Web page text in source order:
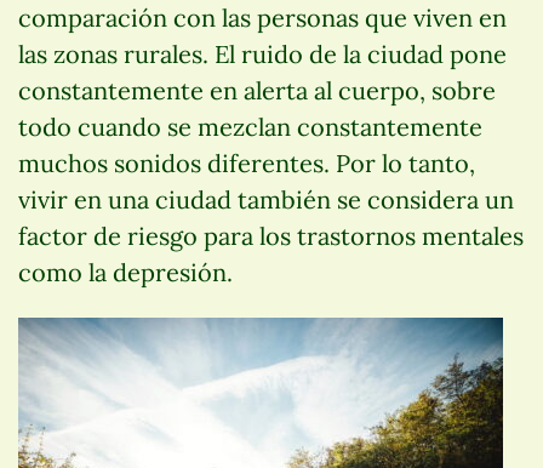
comparación con las personas que viven en
las zonas rurales. El ruido de la ciudad pone
constantemente en alerta al cuerpo, sobre
todo cuando se mezclan constantemente
muchos sonidos diferentes. Por lo tanto,
vivir en una ciudad también se considera un
factor de riesgo para los trastornos mentales
como la depresión.